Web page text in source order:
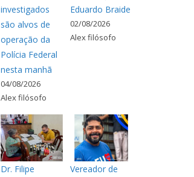
investigados
são alvos de
operação da
Polícia Federal
nesta manhã
04/08/2026
Alex filósofo
Eduardo Braide
02/08/2026
Alex filósofo
Dr. Filipe
Vereador de